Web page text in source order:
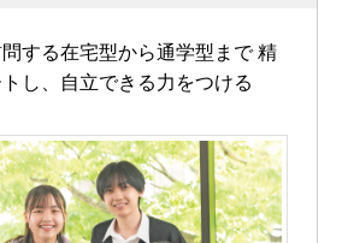
する在宅型から通学型まで精
し、自立できる力をつける